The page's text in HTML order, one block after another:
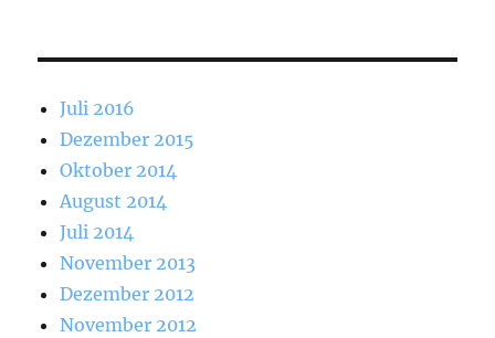
Juli 2016
Dezember 2015
Oktober 2014
August 2014
Juli 2014
November 2013
Dezember 2012
November 2012